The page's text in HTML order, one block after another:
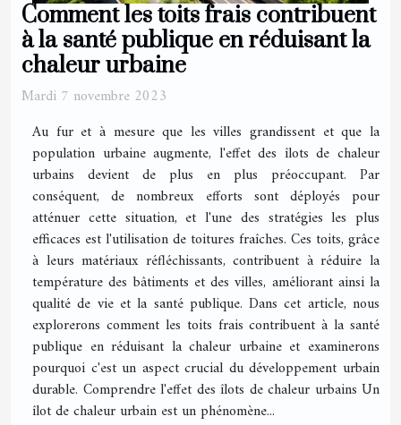
Comment les toits frais contribuent
à la santé publique en réduisant la
chaleur urbaine
Mardi 7 novembre 2023
Au fur et à mesure que les villes grandissent et que la
population urbaine augmente, l'effet des îlots de chaleur
urbains devient de plus en plus préoccupant. Par
conséquent, de nombreux efforts sont déployés pour
atténuer cette situation, et l'une des stratégies les plus
efficaces est l'utilisation de toitures fraîches. Ces toits, grâce
à leurs matériaux réfléchissants, contribuent à réduire la
température des bâtiments et des villes, améliorant ainsi la
qualité de vie et la santé publique. Dans cet article, nous
explorerons comment les toits frais contribuent à la santé
publique en réduisant la chaleur urbaine et examinerons
pourquoi c'est un aspect crucial du développement urbain
durable. Comprendre l'effet des îlots de chaleur urbains Un
îlot de chaleur urbain est un phénomène...